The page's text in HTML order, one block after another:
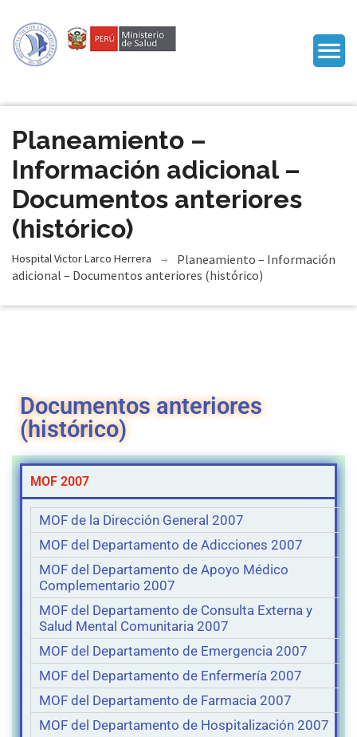
Planeamiento –
Información adicional –
Documentos anteriores
(histórico)
Hospital Victor Larco Herrera
Planeamiento – Información
adicional – Documentos anteriores (histórico)
Documentos anteriores
(histórico)
MOF 2007
MOF de la Dirección General 2007
MOF del Departamento de Adicciones 2007
MOF del Departamento de Apoyo Médico
Complementario 2007
MOF del Departamento de Consulta Externa y
Salud Mental Comunitaria 2007
MOF del Departamento de Emergencia 2007
MOF del Departamento de Enfermería 2007
MOF del Departamento de Farmacia 2007
MOF del Departamento de Hospitalización 2007